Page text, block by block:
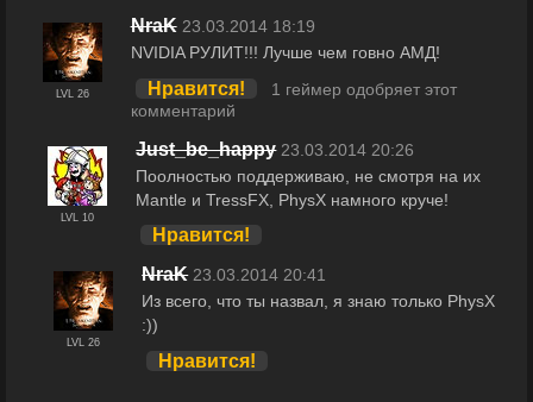
LVL 26
NraK 23.03.2014 18:19
NVIDIA РУЛИТ!!! Лучше чем говно АМД!
Нравится!
1 геймер одобряет этот
комментарий
LVL 10
Just_be_happy 23.03.2014 20:26
Поолностью поддерживаю, не смотря на их
Mantle и TressFX, PhysX намного круче!
Нравится!
LVL 26
NraK 23.03.2014 20:41
Из всего, что ты назвал, я знаю только PhysX
:))
Нравится!